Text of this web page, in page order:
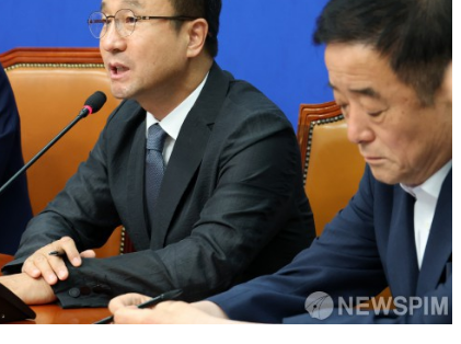
[AI 부동산 투데이] 특공 전략
[코인시황] 비트코인 6만4000
[베트남 증시] 유동성 부진 지
'찜통더위'에 전력수요 역대 최
후티 반군, 예멘 정부군과 사우
42.5도 역대급 폭염…동물들도